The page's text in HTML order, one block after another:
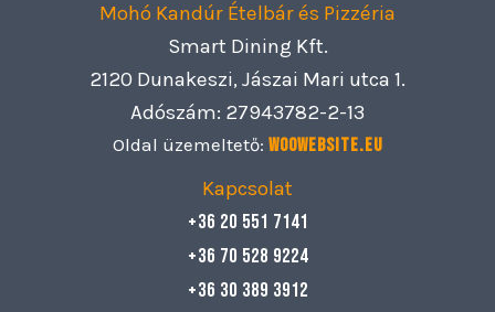
Mohó Kandúr Ételbár és Pizzéria
Smart Dining Kft.
2120 Dunakeszi, Jászai Mari utca 1.
Adószám: 27943782-2-13
Oldal üzemeltető: Woowebsite.eu
Kapcsolat
+36 20 551 7141
+36 70 528 9224
+36 30 389 3912